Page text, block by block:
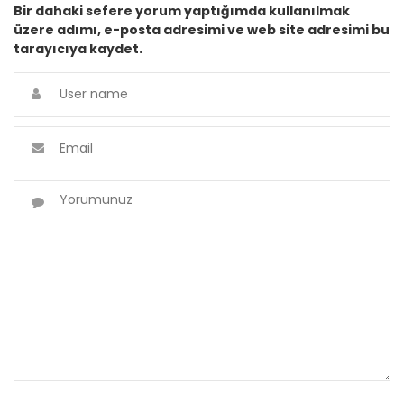
Bir dahaki sefere yorum yaptığımda kullanılmak
üzere adımı, e-posta adresimi ve web site adresimi bu
tarayıcıya kaydet.